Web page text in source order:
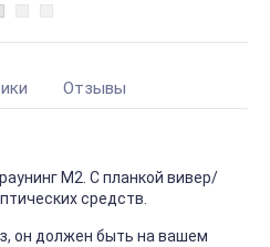
Отзывы
М2. С планкой вивер/
средств.
он должен быть на вашем